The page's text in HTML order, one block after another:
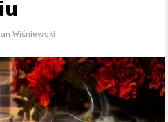
Wiśniewski